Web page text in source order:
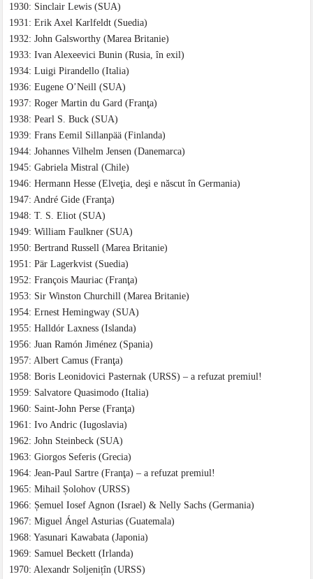
1930: Sinclair Lewis (SUA)
1931: Erik Axel Karlfeldt (Suedia)
1932: John Galsworthy (Marea Britanie)
1933: Ivan Alexeevici Bunin (Rusia, în exil)
1934: Luigi Pirandello (Italia)
1936: Eugene O’Neill (SUA)
1937: Roger Martin du Gard (Franţa)
1938: Pearl S. Buck (SUA)
1939: Frans Eemil Sillanpää (Finlanda)
1944: Johannes Vilhelm Jensen (Danemarca)
1945: Gabriela Mistral (Chile)
1946: Hermann Hesse (Elveţia, deşi e născut în Germania)
1947: André Gide (Franţa)
1948: T. S. Eliot (SUA)
1949: William Faulkner (SUA)
1950: Bertrand Russell (Marea Britanie)
1951: Pär Lagerkvist (Suedia)
1952: François Mauriac (Franţa)
1953: Sir Winston Churchill (Marea Britanie)
1954: Ernest Hemingway (SUA)
1955: Halldór Laxness (Islanda)
1956: Juan Ramón Jiménez (Spania)
1957: Albert Camus (Franţa)
1958: Boris Leonidovici Pasternak (URSS) – a refuzat premiul!
1959: Salvatore Quasimodo (Italia)
1960: Saint-John Perse (Franţa)
1961: Ivo Andric (Iugoslavia)
1962: John Steinbeck (SUA)
1963: Giorgos Seferis (Grecia)
1964: Jean-Paul Sartre (Franţa) – a refuzat premiul!
1965: Mihail Șolohov (URSS)
1966: Șemuel Iosef Agnon (Israel) & Nelly Sachs (Germania)
1967: Miguel Ángel Asturias (Guatemala)
1968: Yasunari Kawabata (Japonia)
1969: Samuel Beckett (Irlanda)
1970: Alexandr Soljenițîn (URSS)